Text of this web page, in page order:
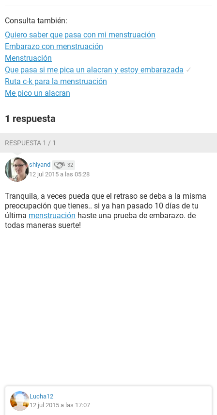
Consulta también:
Quiero saber que pasa con mi menstruación
Embarazo con menstruación
Menstruación
Que pasa si me pica un alacran y estoy embarazada ✓
Ruta c-k para la menstruación
Me pico un alacran
1 respuesta
RESPUESTA 1 / 1
shiyand 32
12 jul 2015 a las 05:28
Tranquila, a veces pueda que el retraso se deba a la misma
preocupación que tienes.. si ya han pasado 10 días de tu
última menstruación haste una prueba de embarazo. de
todas maneras suerte!
Lucha12
12 jul 2015 a las 17:07